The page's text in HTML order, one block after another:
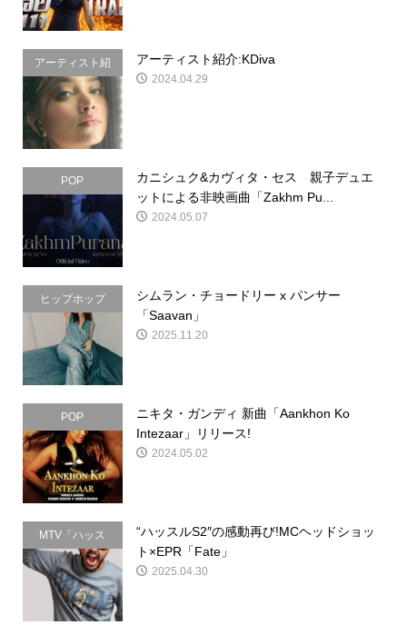
アーティスト紹
介
アーティスト紹介:KDiva
2024.04.29
POP
カニシュク&カヴィタ・セス 親子デュエ
ットによる非映画曲「Zakhm Pu...
2024.05.07
ヒップホップ
シムラン・チョードリー x パンサー
「Saavan」
2025.11.20
POP
ニキタ・ガンディ 新曲「Aankhon Ko
Intezaar」リリース!
2024.05.02
MTV「ハッス
ル」
“ハッスルS2″の感動再び!MCヘッドショッ
ト×EPR「Fate」
2025.04.30